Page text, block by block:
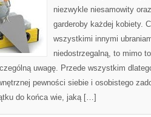
niezwykle niesamowity
garderoby każdej kobiety.
wszystkimi innymi
niedostrzegalną, to mimo
uwagę. Przede wszystkim
pewności siebie i osobistego
do końca wie, jaką […]